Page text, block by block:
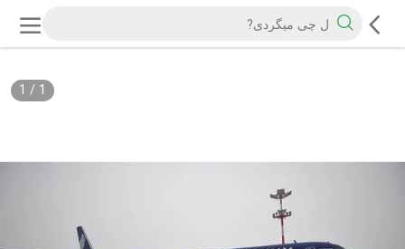
1
/
1